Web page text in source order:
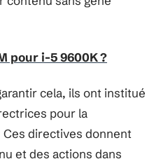
pour i-5 9600K ?
cela, ils ont institué
pour la
Ces directives donnent
et des actions dans